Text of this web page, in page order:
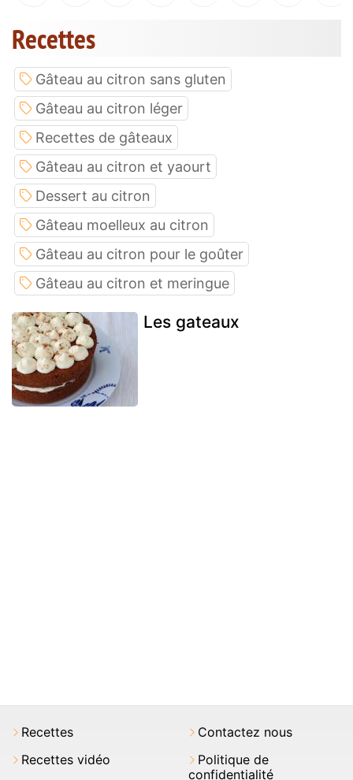
Recettes
Gâteau au citron sans gluten
Gâteau au citron léger
Recettes de gâteaux
Gâteau au citron et yaourt
Dessert au citron
Gâteau moelleux au citron
Gâteau au citron pour le goûter
Gâteau au citron et meringue
Les gateaux
Recettes
Recettes vidéo
Contactez nous
Politique de
confidentialité